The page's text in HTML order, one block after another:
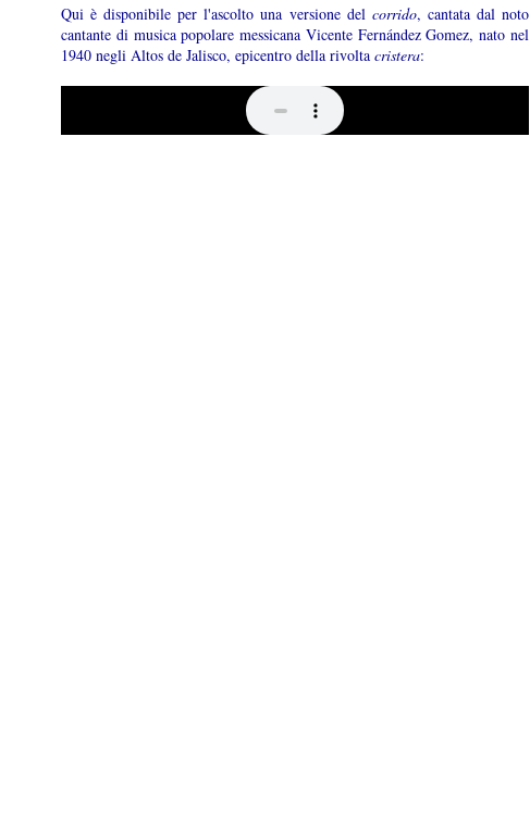
Qui è disponibile per l'ascolto una versione del corrido, cantata dal noto
cantante di musica popolare messicana Vicente Fernández Gomez, nato nel
1940 negli Altos de Jalisco, epicentro della rivolta cristera: